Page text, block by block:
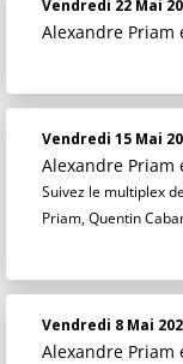
Vendredi 22 Mai
Alexandre Priam
Vendredi 15 Mai
Alexandre Priam
Suivez le multiplex
Priam, Quentin
Vendredi 8 Mai
Alexandre Priam